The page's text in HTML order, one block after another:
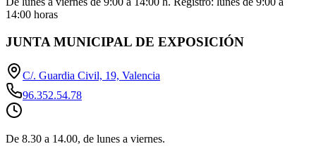
14:00 horas
JUNTA MUNICIPAL DE EXPOSICIÓN
C/. Guardia Civil, 19, Valencia
96.352.54.78
De 8.30 a 14.00, de lunes a viernes.